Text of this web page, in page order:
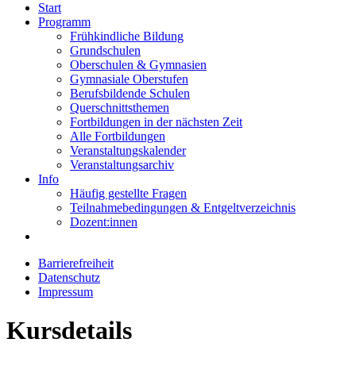
Start
Programm
Frühkindliche Bildung
Grundschulen
Oberschulen & Gymnasien
Gymnasiale Oberstufen
Berufsbildende Schulen
Querschnittsthemen
Fortbildungen in der nächsten Zeit
Alle Fortbildungen
Veranstaltungskalender
Veranstaltungsarchiv
Info
Häufig gestellte Fragen
Teilnahmebedingungen & Entgeltverzeichnis
Dozent:innen
Barrierefreiheit
Datenschutz
Impressum
Kursdetails